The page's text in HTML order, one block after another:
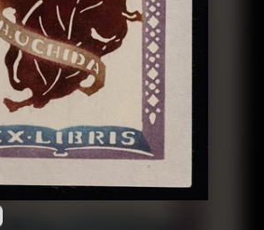
受著作權法保護-僅限於本平台有限度公開瀏覽